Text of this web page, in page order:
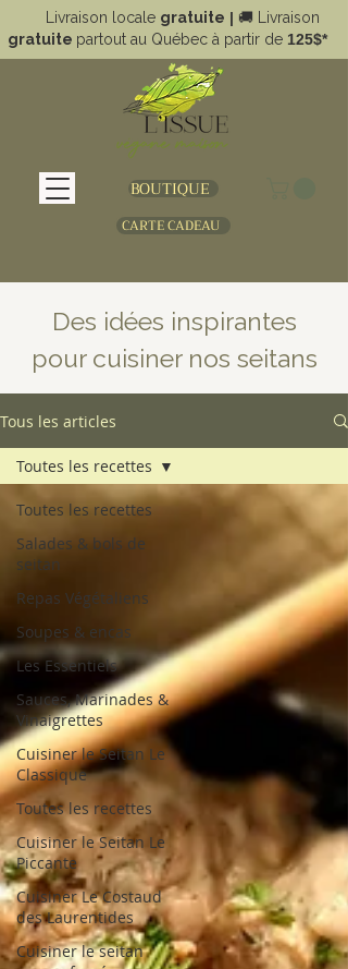
BOUTIQUE
Livraison locale gratuite | 🚚
Livraison
gratuite partout au Québec à partir de 125$*
CARTE CADEAU
Des idées inspirantes
pour cuisiner nos seitans
Tous les articles
Toutes les recettes
Salades & bols de
seitan
Repas Végétaliens
Soupes & encas
Les Essentiels
Sauces, Marinades &
Vinaigrettes
Cuisiner le Seitan Le
Classique
Toutes les recettes
Cuisiner le Seitan Le
Piccante
Cuisiner Le Costaud
des Laurentides
Cuisiner le seitan
Toutes les recettes